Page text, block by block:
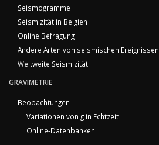
Seismogramme
Seismizität in Belgien
Online Befragung
Andere Arten von seismischen Ereignissen
Weltweite Seismizität
GRAVIMETRIE
Beobachtungen
Variationen von g in Echtzeit
Online-Datenbanken